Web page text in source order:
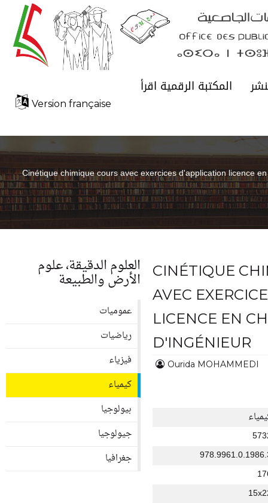
المكتبة الرقمية اقرأ
Version française
Cinétique chimique cours avec exercices d'application licence
CINÉTIQUE
AVEC
LICENCE EN
D'INGÉNIEUR
Ourida MOHAMMEDI
العلوم الدقيقة، علوم
الأرض والطبيعة
عموميات
رياضيات
فيزياء
كيمياء
بيولوجيا
جيولوجيا
جغرافيا